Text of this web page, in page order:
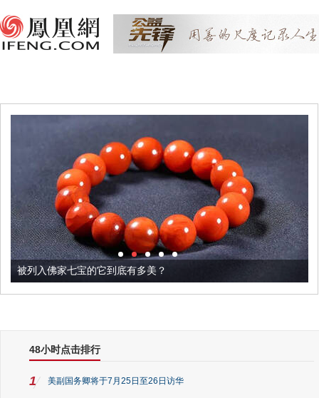
被列入佛家七宝的它到底有多美？
48小时点击排行
1 美副国务卿将于7月25日至26日访华